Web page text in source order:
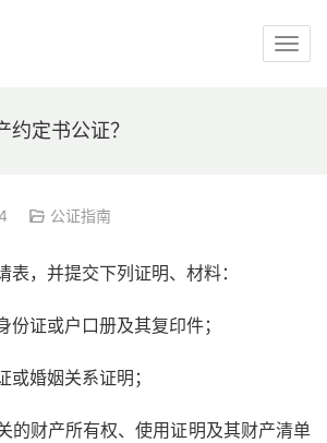
约定书公证？
公证指南
表，并提交下列证明、材料：
份证或户口册及其复印件；
或婚姻关系证明；
的财产所有权、使用证明及其财产清单